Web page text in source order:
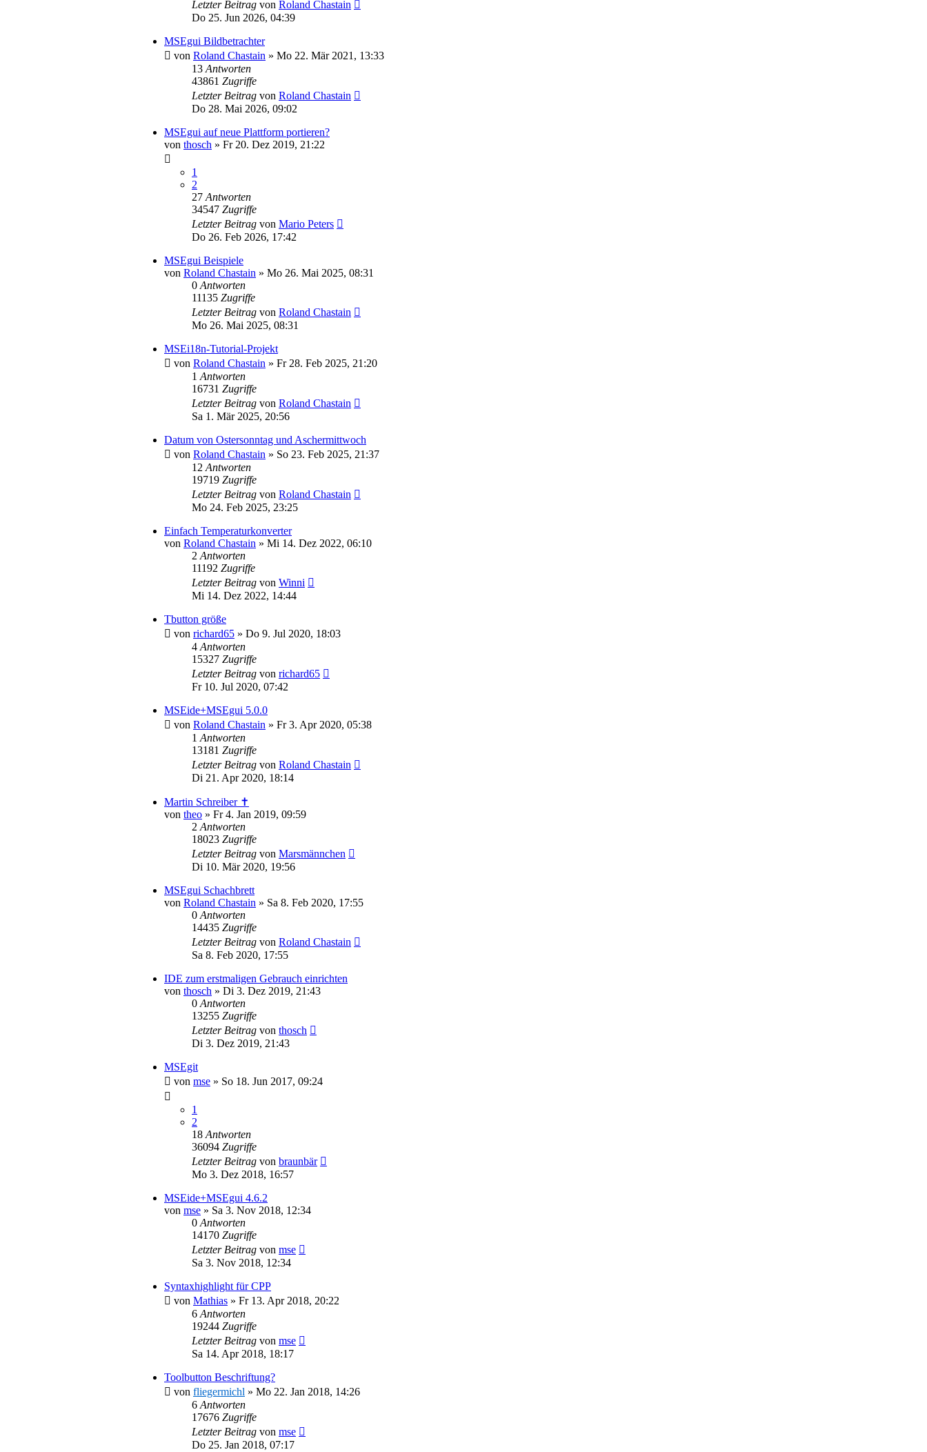
Letzter Beitrag von Roland Chastain
Do 25. Jun 2026, 04:39
MSEgui Bildbetrachter
von Roland Chastain » Mo 22. Mär 2021, 13:33
13 Antworten
43861 Zugriffe
Letzter Beitrag von Roland Chastain
Do 28. Mai 2026, 09:02
MSEgui auf neue Plattform portieren?
von thosch » Fr 20. Dez 2019, 21:22
1
2
27 Antworten
34547 Zugriffe
Letzter Beitrag von Mario Peters
Do 26. Feb 2026, 17:42
MSEgui Beispiele
von Roland Chastain » Mo 26. Mai 2025, 08:31
0 Antworten
11135 Zugriffe
Letzter Beitrag von Roland Chastain
Mo 26. Mai 2025, 08:31
MSEi18n-Tutorial-Projekt
von Roland Chastain » Fr 28. Feb 2025, 21:20
1 Antworten
16731 Zugriffe
Letzter Beitrag von Roland Chastain
Sa 1. Mär 2025, 20:56
Datum von Ostersonntag und Aschermittwoch
von Roland Chastain » So 23. Feb 2025, 21:37
12 Antworten
19719 Zugriffe
Letzter Beitrag von Roland Chastain
Mo 24. Feb 2025, 23:25
Einfach Temperaturkonverter
von Roland Chastain » Mi 14. Dez 2022, 06:10
2 Antworten
11192 Zugriffe
Letzter Beitrag von Winni
Mi 14. Dez 2022, 14:44
Tbutton größe
von richard65 » Do 9. Jul 2020, 18:03
4 Antworten
15327 Zugriffe
Letzter Beitrag von richard65
Fr 10. Jul 2020, 07:42
MSEide+MSEgui 5.0.0
von Roland Chastain » Fr 3. Apr 2020, 05:38
1 Antworten
13181 Zugriffe
Letzter Beitrag von Roland Chastain
Di 21. Apr 2020, 18:14
Martin Schreiber ✝
von theo » Fr 4. Jan 2019, 09:59
2 Antworten
18023 Zugriffe
Letzter Beitrag von Marsmännchen
Di 10. Mär 2020, 19:56
MSEgui Schachbrett
von Roland Chastain » Sa 8. Feb 2020, 17:55
0 Antworten
14435 Zugriffe
Letzter Beitrag von Roland Chastain
Sa 8. Feb 2020, 17:55
IDE zum erstmaligen Gebrauch einrichten
von thosch » Di 3. Dez 2019, 21:43
0 Antworten
13255 Zugriffe
Letzter Beitrag von thosch
Di 3. Dez 2019, 21:43
MSEgit
von mse » So 18. Jun 2017, 09:24
1
2
18 Antworten
36094 Zugriffe
Letzter Beitrag von braunbär
Mo 3. Dez 2018, 16:57
MSEide+MSEgui 4.6.2
von mse » Sa 3. Nov 2018, 12:34
0 Antworten
14170 Zugriffe
Letzter Beitrag von mse
Sa 3. Nov 2018, 12:34
Syntaxhighlight für CPP
von Mathias » Fr 13. Apr 2018, 20:22
6 Antworten
19244 Zugriffe
Letzter Beitrag von mse
Sa 14. Apr 2018, 18:17
Toolbutton Beschriftung?
von fliegermichl » Mo 22. Jan 2018, 14:26
6 Antworten
17676 Zugriffe
Letzter Beitrag von mse
Do 25. Jan 2018, 07:17